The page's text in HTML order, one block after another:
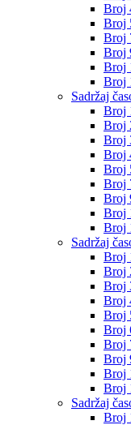
Broj
Broj
Broj
Broj
Broj
Broj
Sadržaj
Broj
Broj
Broj
Broj
Broj
Broj
Broj
Broj
Broj
Sadržaj
Broj
Broj
Broj
Broj
Broj
Broj
Broj
Broj
Broj
Broj
Sadržaj
Broj